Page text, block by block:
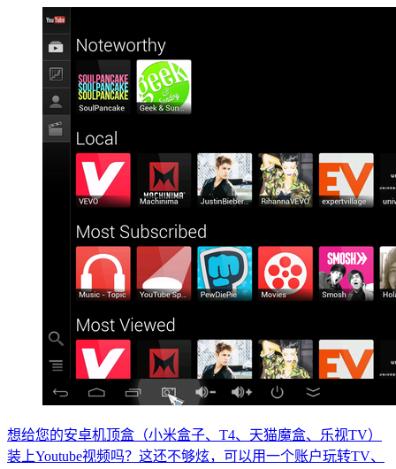
想给您的安卓机顶盒（小米盒子、T4、天猫魔盒、乐视TV）
装上Youtube视频吗？这还不够炫，可以用一个账户玩转TV、